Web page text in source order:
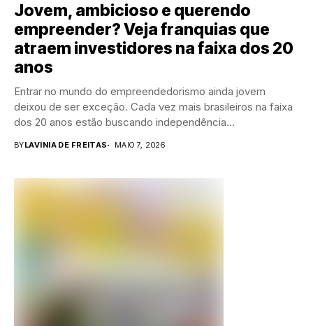
Jovem, ambicioso e querendo
empreender? Veja franquias que
atraem investidores na faixa dos 20
anos
Entrar no mundo do empreendedorismo ainda jovem
deixou de ser exceção. Cada vez mais brasileiros na faixa
dos 20 anos estão buscando independência...
BYLAVINIA DE FREITAS MAIO 7, 2026